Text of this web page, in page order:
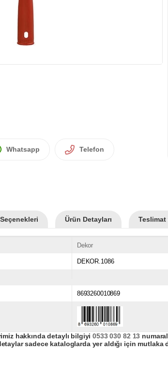
Whatsapp Telefon
Ürün Detayları Teslimat
Dekor
DEKOR.1086
8693260010869
hakkında detaylı bilgiyi0533 030 82 13
sadece kataloglarda yer aldığı için